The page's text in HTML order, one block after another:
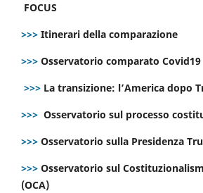
FOCUS
>>> Itinerari della comparazione
>>> Osservatorio comparato Covid19
>>> La transizione: l’America dopo
>>> Osservatorio sul processo
>>> Osservatorio sulla Presidenza
>>> Osservatorio sul
(OCA)